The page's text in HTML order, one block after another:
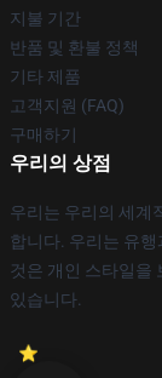
지불 기간
반품 및 환불 정책
기타 제품
고객지원 (FAQ)
구매하기
우리의 상점
우리는 우리의 세계
합니다. 우리는 유행
것은 개인 스타일을
있습니다.